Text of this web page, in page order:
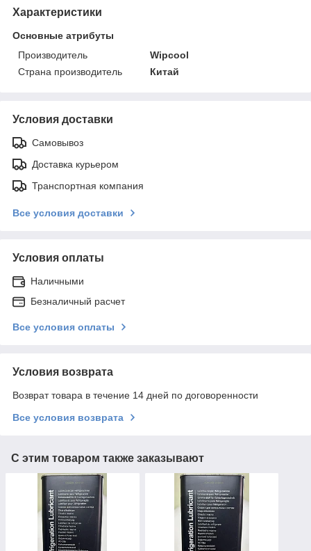
Характеристики
Основные атрибуты
Производитель
Wipcool
Страна производитель
Китай
Условия доставки
Самовывоз
Доставка курьером
Транспортная компания
Все условия доставки
Условия оплаты
Наличными
Безналичный расчет
Все условия оплаты
Условия возврата
Возврат товара в течение 14 дней по договоренности
Все условия возврата
С этим товаром также заказывают